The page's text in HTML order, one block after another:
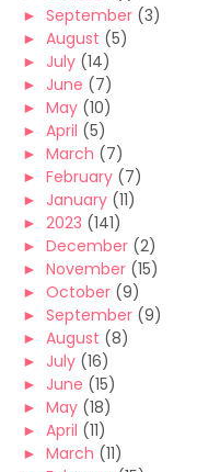
► September (3)
► August (5)
► July (14)
► June (7)
► May (10)
► April (5)
► March (7)
► February (7)
► January (11)
► 2023 (141)
► December (2)
► November (15)
► October (9)
► September (9)
► August (8)
► July (16)
► June (15)
► May (18)
► April (11)
► March (11)